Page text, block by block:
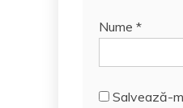
Nume *
Salvează-